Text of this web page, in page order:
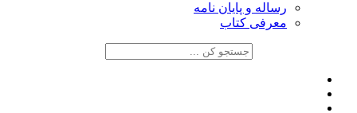
رساله و پایان نامه
معرفی کتاب